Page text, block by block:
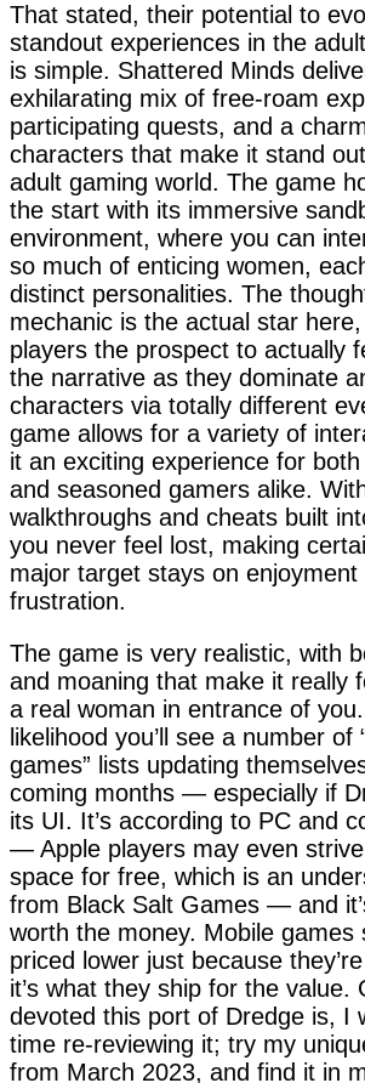
That stated, their potential to
standout experiences in the
is simple. Shattered Minds
exhilarating mix of free-roam
participating quests, and a
characters that make it stand
adult gaming world. The game
the start with its immersive
environment, where you can
so much of enticing women,
distinct personalities. The
mechanic is the actual star
players the prospect to actually
the narrative as they dominate
characters via totally different
game allows for a variety of
it an exciting experience for
and seasoned gamers alike.
walkthroughs and cheats built
you never feel lost, making
major target stays on
frustration.
The game is very realistic, with
and moaning that make it really
a real woman in entrance of
likelihood you’ll see a number of
games” lists updating
coming months — especially if
its UI. It’s according to PC and
— Apple players may even
space for free, which is an
from Black Salt Games — and
worth the money. Mobile games
priced lower just because
it’s what they ship for the value.
devoted this port of Dredge is, I
time re-reviewing it; try my
from March 2023, and find it in